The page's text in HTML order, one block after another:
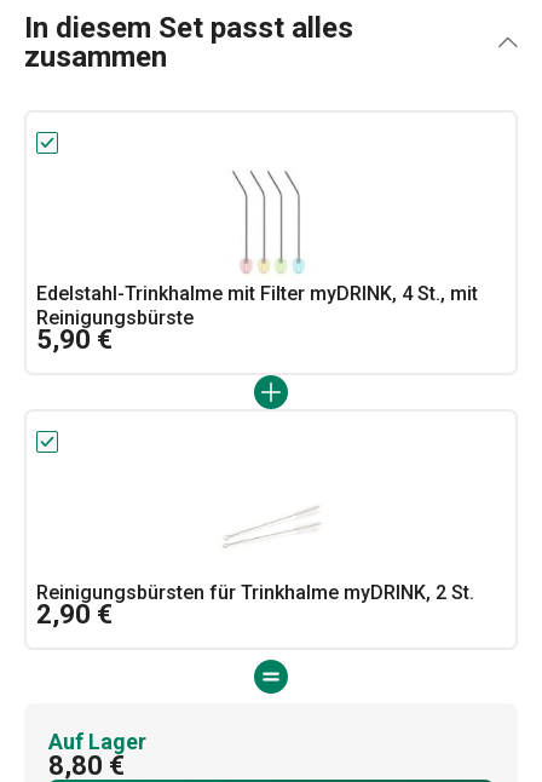
In diesem Set passt alles
zusammen
Edelstahl-Trinkhalme mit Filter myDRINK, 4 St., mit
Reinigungsbürste
5,90 €
Reinigungsbürsten für Trinkhalme myDRINK, 2 St.
2,90 €
Auf Lager
8,80 €